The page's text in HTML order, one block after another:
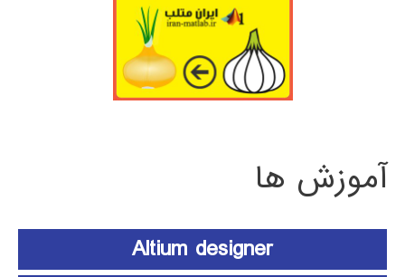
آموزش ها
Altium designer